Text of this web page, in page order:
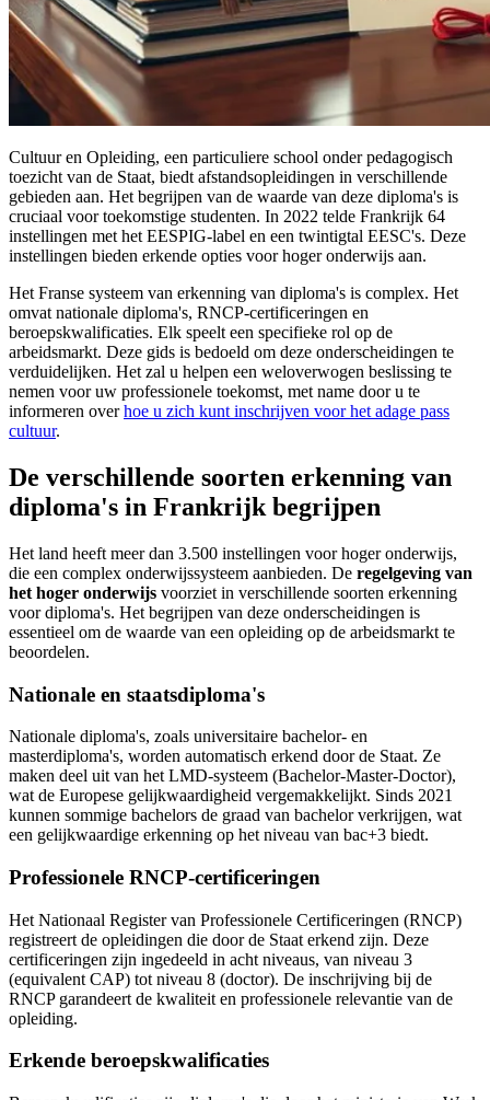
Cultuur en Opleiding, een particuliere school onder pedagogisch
toezicht van de Staat, biedt afstandsopleidingen in verschillende
gebieden aan. Het begrijpen van de waarde van deze diploma's is
cruciaal voor toekomstige studenten. In 2022 telde Frankrijk 64
instellingen met het EESPIG-label en een twintigtal EESC's. Deze
instellingen bieden erkende opties voor hoger onderwijs aan.
Het Franse systeem van erkenning van diploma's is complex. Het
omvat nationale diploma's, RNCP-certificeringen en
beroepskwalificaties. Elk speelt een specifieke rol op de
arbeidsmarkt. Deze gids is bedoeld om deze onderscheidingen te
verduidelijken. Het zal u helpen een weloverwogen beslissing te
nemen voor uw professionele toekomst, met name door u te
informeren overhoe u zich kunt inschrijven voor het adage pass
cultuur.
De verschillende soorten erkenning van
diploma's in Frankrijk begrijpen
Het land heeft meer dan 3.500 instellingen voor hoger onderwijs,
die een complex onderwijssysteem aanbieden. De regelgeving van
het hoger onderwijs voorziet in verschillende soorten erkenning
voor diploma's. Het begrijpen van deze onderscheidingen is
essentieel om de waarde van een opleiding op de arbeidsmarkt te
beoordelen.
Nationale en staatsdiploma's
Nationale diploma's, zoals universitaire bachelor- en
masterdiploma's, worden automatisch erkend door de Staat. Ze
maken deel uit van het LMD-systeem (Bachelor-Master-Doctor),
wat de Europese gelijkwaardigheid vergemakkelijkt. Sinds 2021
kunnen sommige bachelors de graad van bachelor verkrijgen, wat
een gelijkwaardige erkenning op het niveau van bac+3 biedt.
Professionele RNCP-certificeringen
Het Nationaal Register van Professionele Certificeringen (RNCP)
registreert de opleidingen die door de Staat erkend zijn. Deze
certificeringen zijn ingedeeld in acht niveaus, van niveau 3
(equivalent CAP) tot niveau 8 (doctor). De inschrijving bij de
RNCP garandeert de kwaliteit en professionele relevantie van de
opleiding.
Erkende beroepskwalificaties